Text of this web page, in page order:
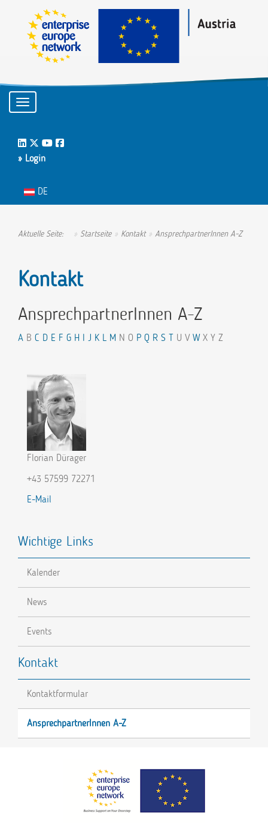
Toggle navigation
LinkedIn
Twitter
Youtube
Facebook
» Login
Sprache auswählen
DE
Aktuelle Seite: Startseite Kontakt AnsprechpartnerInnen A-Z
Kontakt
AnsprechpartnerInnen A-Z
A B C D E F G H I J K L M N O P Q R S T U V WX Y Z
Florian Dürager
+43 57599 72271
E-Mail
Wichtige Links
Kalender
News
Events
Kontakt
Kontaktformular
AnsprechpartnerInnen A-Z